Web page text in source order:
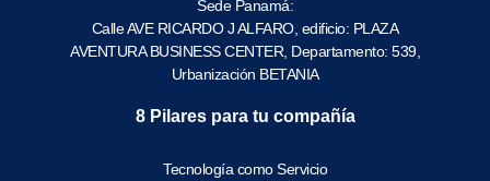
Sede Panamá:
Calle AVE RICARDO J ALFARO, edificio: PLAZA
AVENTURA BUSINESS CENTER, Departamento: 539,
Urbanización BETANIA
8 Pilares para tu compañía
Tecnología como Servicio